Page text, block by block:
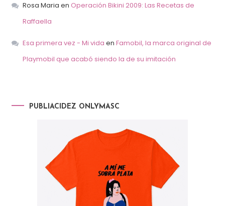
Rosa Maria en Operación Bikini 2009: Las Recetas de
Raffaella
Esa primera vez - Mi vida en Famobil, la marca original de
Playmobil que acabó siendo la de su imitación
PUBLIACIDEZ ONLYMASC